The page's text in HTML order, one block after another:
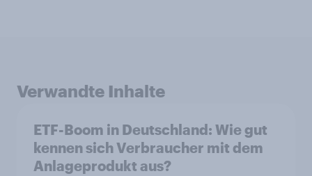
Verwandte Inhalte
ETF-Boom in Deutschland: Wie gut
kennen sich Verbraucher mit dem
Anlageprodukt aus?